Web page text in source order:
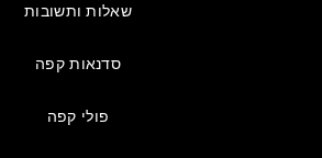
שאלות ותשובות
סדנאות קפה
פולי קפה